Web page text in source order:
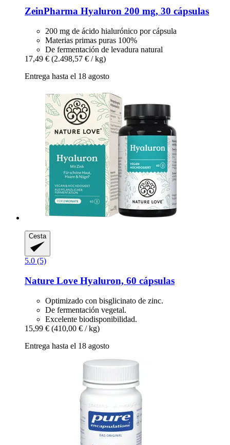
ZeinPharma Hyaluron 200 mg, 30 cápsulas
200 mg de ácido hialurónico por cápsula
Materias primas puras 100%
De fermentación de levadura natural
17,49 € (2.498,57 € / kg)
Entrega hasta el 18 agosto
Cesta
5.0 (5)
Nature Love Hyaluron, 60 cápsulas
Optimizado con bisglicinato de zinc.
De fermentación vegetal.
Excelente biodisponibilidad.
15,99 € (410,00 € / kg)
Entrega hasta el 18 agosto